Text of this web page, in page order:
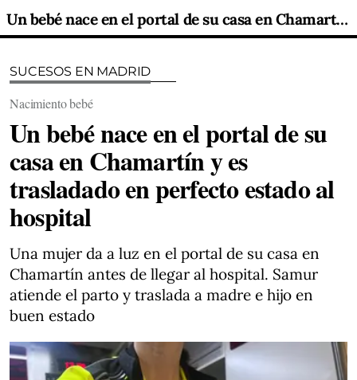
Un bebé nace en el portal de su casa en Chamartín y es trasladado en perfecto estado al hospital
SUCESOS EN MADRID
Nacimiento bebé
Un bebé nace en el portal de su
casa en Chamartín y es
trasladado en perfecto estado al
hospital
Una mujer da a luz en el portal de su casa en
Chamartín antes de llegar al hospital. Samur
atiende el parto y traslada a madre e hijo en
buen estado